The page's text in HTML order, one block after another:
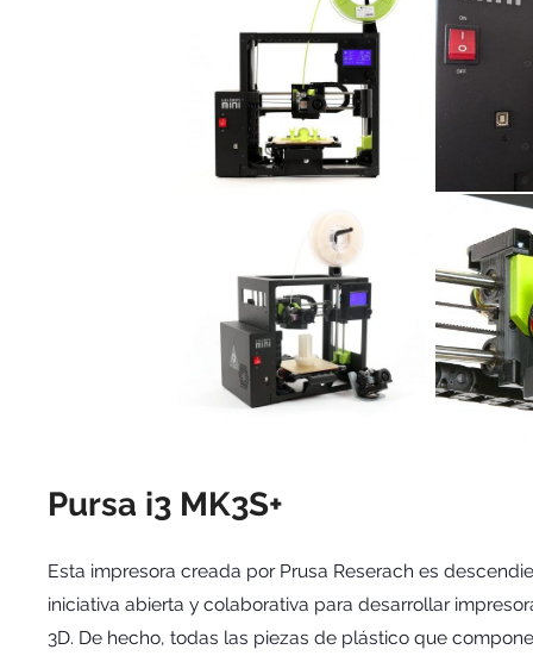
Pursa i3 MK3S+
Esta impresora creada por Prusa Reserach es
iniciativa abierta y colaborativa para desarrollar
3D. De hecho, todas las piezas de plástico que